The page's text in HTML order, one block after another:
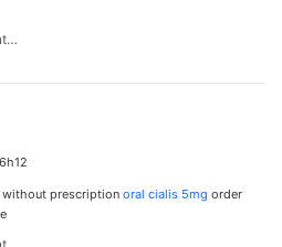
prescription oral cialis 5mg order